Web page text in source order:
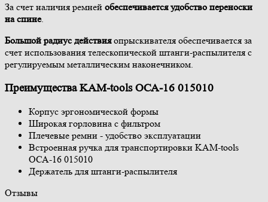
За счет наличия ремней обеспечивается удобство переноски
на спине.
Большой радиус действияопрыскивателя обеспечивается за
счет использования телескопической штанги-распылителя с
регулируемым металлическим наконечником.
Преимущества KAM-tools ОСА-16 015010
Корпус эргономической формы
Широкая горловина с фильтром
Плечевые ремни - удобство эксплуатации
Встроенная ручка для транспортировки KAM-tools
ОСА-16 015010
Держатель для штанги-распылителя
Отзывы